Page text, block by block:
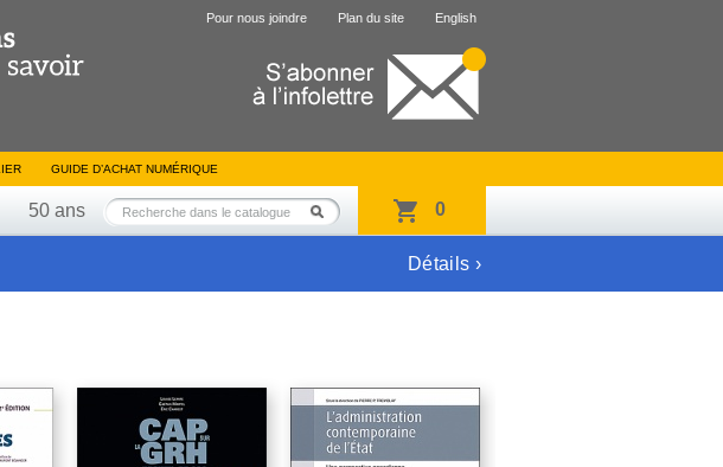
Pour nous joindre Plan du site English
GUIDE D’ACHAT NUMÉRIQUE
50 ans 0
Détails ›